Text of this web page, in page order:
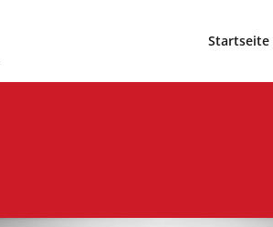
Startseite